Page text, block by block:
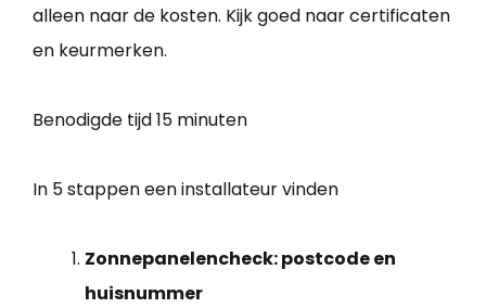
alleen naar de kosten. Kijk goed naar certificaten
en keurmerken.
Benodigde tijd15 minuten
In 5 stappen een installateur vinden
Zonnepanelencheck: postcode en
huisnummer